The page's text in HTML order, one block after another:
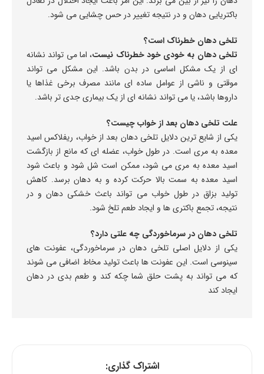
باکتریایی دهان و در نتیجه تغییر در حس چشایی می شود.
تلخی دهان خطرناک است؟
تلخی دهان به خودی خود خطرناک نیست، اما می تواند نشانه
ای از یک مشکل اساسی در بدن باشد. این مشکل می تواند
موقتی و ناشی از عوامل ساده ای مانند مصرف برخی غذاها یا
داروها باشد، یا می تواند نشانه ای از یک بیماری جدی تر باشد.
علت تلخی دهان بعد از خواب چیست؟
یکی از شایع ترین دلایل تلخی دهان بعد از خواب، ریفلاکس اسید
معده به مری است. در طول خواب، عضله ای که مانع از بازگشت
اسید معده به مری می شود، ممکن است شل شود و باعث شود
اسید معده به سمت بالا حرکت کرده و به دهان برسد. کاهش
تولید بزاق در طول خواب می تواند باعث خشکی دهان و در
نتیجه، تجمع باکتری ها و ایجاد طعم تلخ شود.
تلخی دهان در سرماخوردگی چه علتی دارد؟
یکی از دلایل اصلی تلخی دهان در سرماخوردگی، عفونت های
سینوسی است. این عفونت ها باعث تولید مخاط اضافی می شوند
که می تواند به پشت حلق شما چکه کند و طعم بدی در دهان
ایجاد کند
اشتراک گذاری: